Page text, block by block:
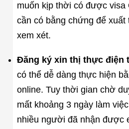
muốn kịp thời có được visa
cần có bằng chứng để
xem xét.
Đăng ký xin thị thực điện
có thể dễ dàng thực hiện
online. Tuy thời gian chờ
mất khoảng 3 ngày làm
nhiều người đã nhận được